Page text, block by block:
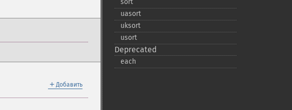
＋ Добавить
sort
uasort
uksort
usort
Deprecated
each